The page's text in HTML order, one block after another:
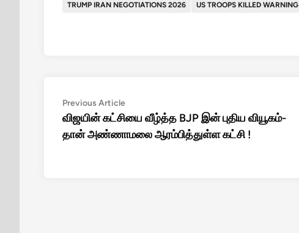
TRUMP IRAN NEGOTIATIONS 2026
US TROOPS KILLED WARNING
Post
navigation
Previous ArticlePrevious
article:
விஜயின் கட்சியை வீழ்த்த BJP இன் புதிய வியூகம்-
தான் அண்ணாமலை ஆரம்பித்துள்ள கட்சி !